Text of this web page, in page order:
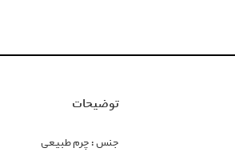
توضیحات
جنس : چرم طبیعی